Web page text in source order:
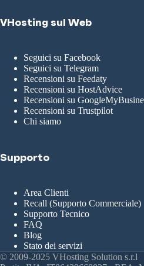
VHosting sul Web
Seguici su Facebook
Seguici su Telegram
Recensioni su Feedaty
Recensioni su HostAdvice
Recensioni su
Recensioni su Trustpilot
Chi siamo
Supporto
Area Clienti
Recall (Supporto Commerciale)
Supporto Tecnico
FAQ
Blog
Stato dei servizi
© 2009-2025 VHosting Solution s.r.l